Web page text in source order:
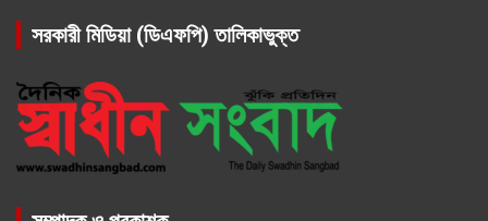
সরকারী মিডিয়া (ডিএফপি) তালিকাভুক্ত